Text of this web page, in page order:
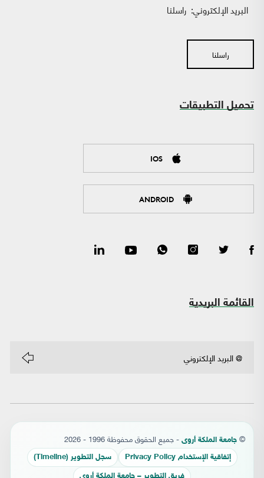
البريد الإلكتروني: راسلنا
راسلنا
تحميل التطبيقات
IOS
ANDROID
القائمة البريدية
© جامعة الملكة أروى - جميع الحقوق محفوظة 1996 - 2026
إتفاقية الإستخدام Privacy Policy سجل التطوير (Timeline)